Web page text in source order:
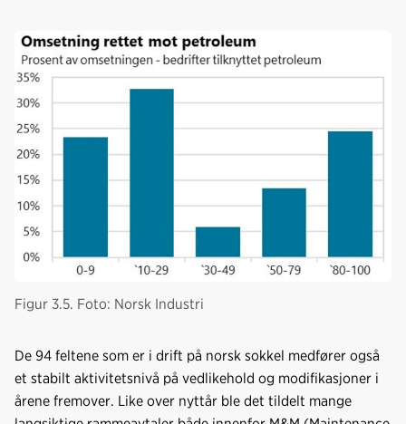
Figur 3.5. Foto: Norsk Industri
De 94 feltene som er i drift på norsk sokkel medfører også
et stabilt aktivitetsnivå på vedlikehold og modifikasjoner i
årene fremover. Like over nyttår ble det tildelt mange